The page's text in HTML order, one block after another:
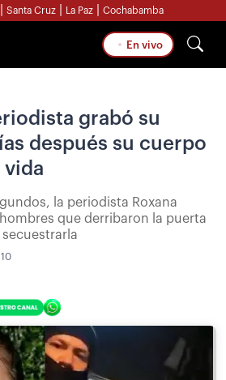
Santa Cruz La Paz Cochabamba
En vivo
grabó su
después su cuerpo
vida
la periodista Roxana
que derribaron la puerta